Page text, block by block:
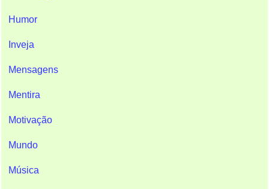
Humor
Inveja
Mensagens
Mentira
Motivação
Mundo
Música